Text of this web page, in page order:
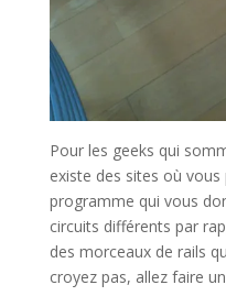
Pour les geeks qui
existe des sites où
programme qui vous
circuits différents par
des morceaux de rails
croyez pas, allez faire